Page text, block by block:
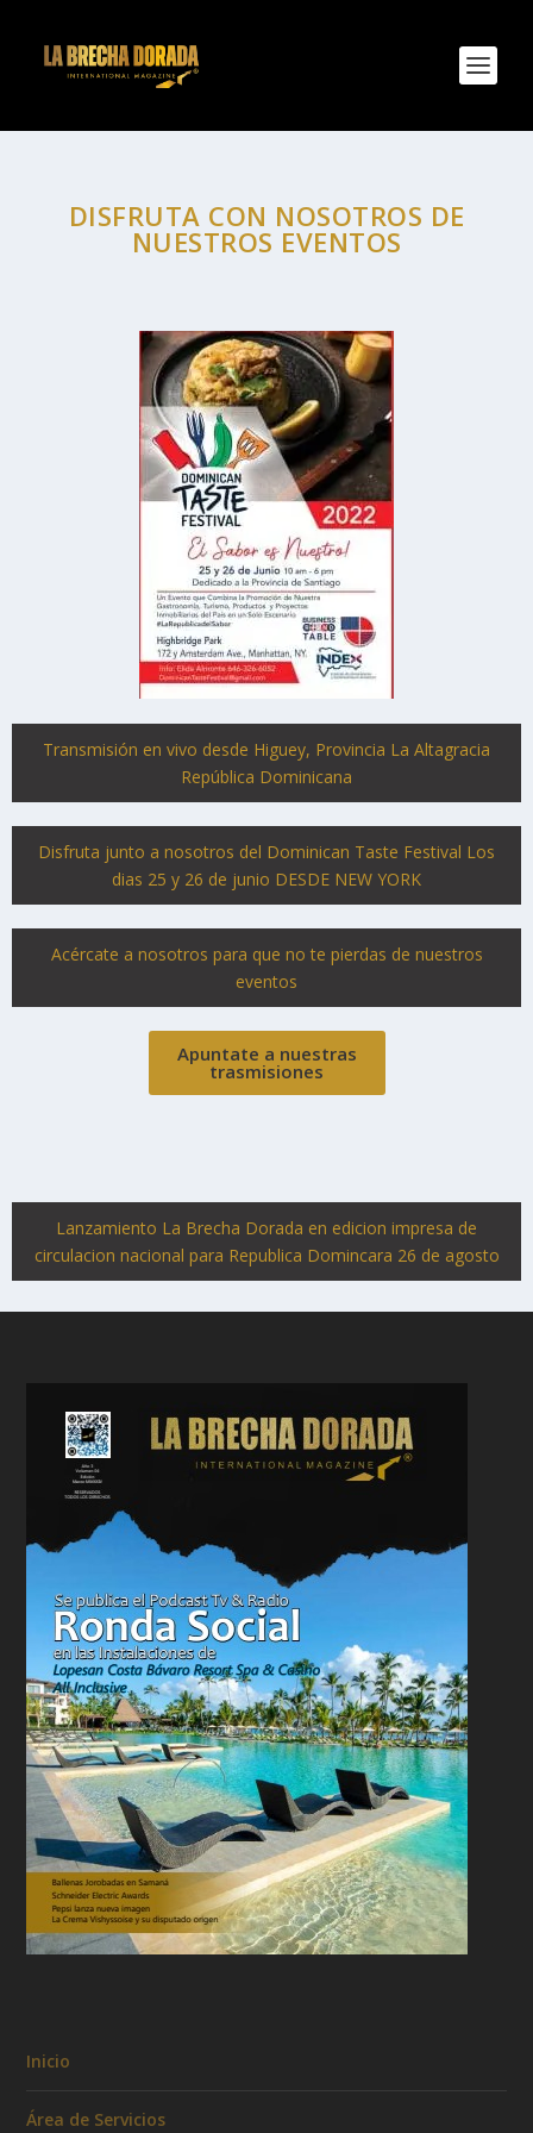
DISFRUTA CON NOSOTROS DE
NUESTROS EVENTOS
Transmisión en vivo desde Higuey, Provincia La Altagracia
República Dominicana
Disfruta junto a nosotros del Dominican Taste Festival Los
dias 25 y 26 de junio DESDE NEW YORK
Acércate a nosotros para que no te pierdas de nuestros
eventos
Apuntate a nuestras
trasmisiones
Lanzamiento La Brecha Dorada en edicion impresa de
circulacion nacional para Republica Domincara 26 de agosto
Inicio
Área de Servicios